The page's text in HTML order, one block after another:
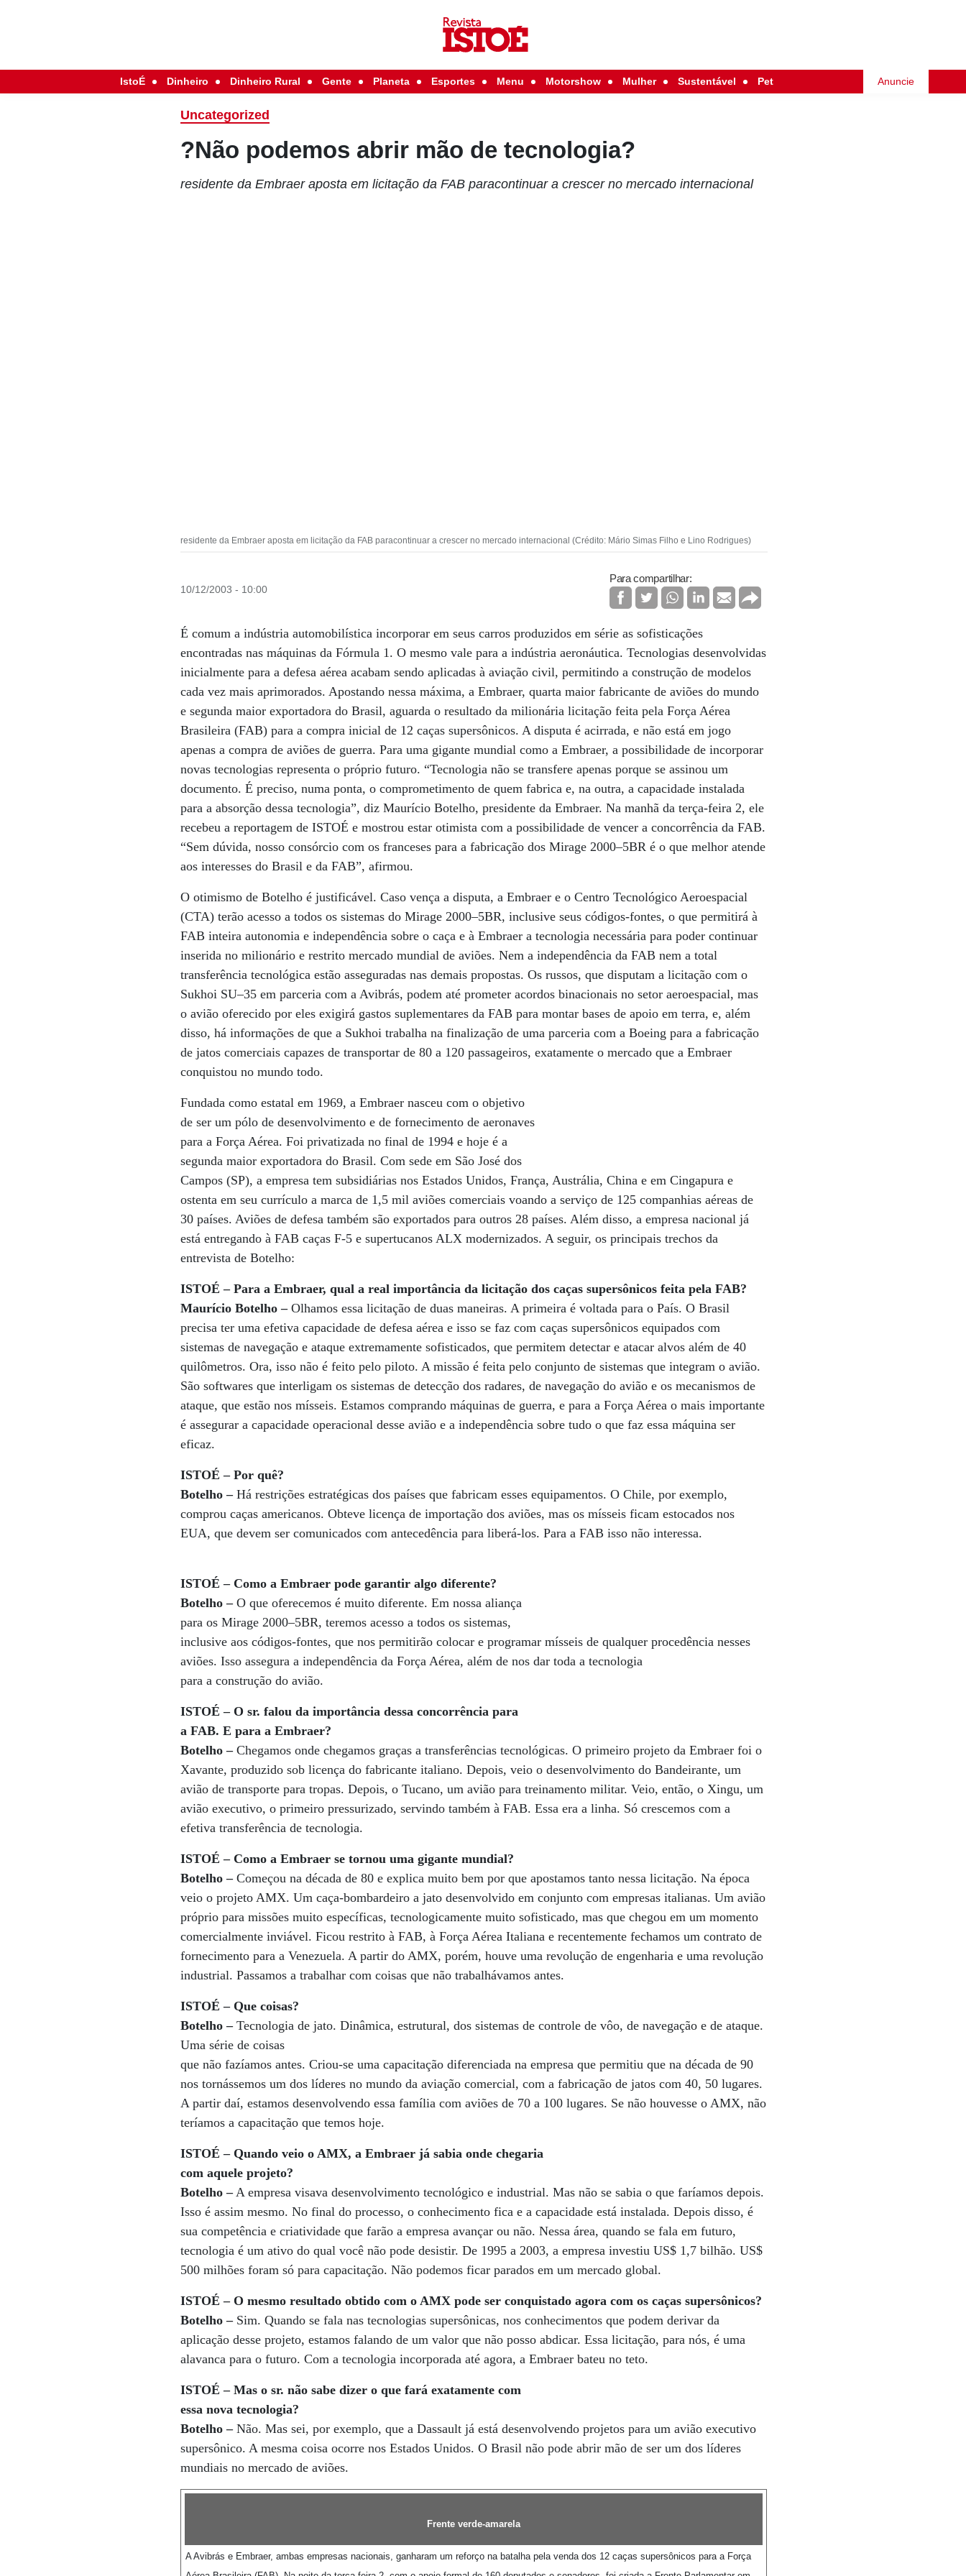
IstoÉ Dinheiro Dinheiro Rural Gente Planeta Esportes Menu Motorshow Mulher Sustentável Pet Anuncie
Uncategorized
?Não podemos abrir mão de tecnologia?
residente da Embraer aposta em licitação da FAB paracontinuar a crescer no mercado internacional
residente da Embraer aposta em licitação da FAB paracontinuar a crescer no mercado internacional (Crédito: Mário Simas Filho e Lino Rodrigues)
10/12/2003 - 10:00
Para compartilhar:
É comum a indústria automobilística incorporar em seus carros produzidos em série as sofisticações
encontradas nas máquinas da Fórmula 1. O mesmo vale para a indústria aeronáutica. Tecnologias desenvolvidas
inicialmente para a defesa aérea acabam sendo aplicadas à aviação civil, permitindo a construção de modelos
cada vez mais aprimorados. Apostando nessa máxima, a Embraer, quarta maior fabricante de aviões do mundo
e segunda maior exportadora do Brasil, aguarda o resultado da milionária licitação feita pela Força Aérea
Brasileira (FAB) para a compra inicial de 12 caças supersônicos. A disputa é acirrada, e não está em jogo
apenas a compra de aviões de guerra. Para uma gigante mundial como a Embraer, a possibilidade de incorporar
novas tecnologias representa o próprio futuro. “Tecnologia não se transfere apenas porque se assinou um
documento. É preciso, numa ponta, o comprometimento de quem fabrica e, na outra, a capacidade instalada
para a absorção dessa tecnologia”, diz Maurício Botelho, presidente da Embraer. Na manhã da terça-feira 2, ele
recebeu a reportagem de ISTOÉ e mostrou estar otimista com a possibilidade de vencer a concorrência da FAB.
“Sem dúvida, nosso consórcio com os franceses para a fabricação dos Mirage 2000–5BR é o que melhor atende
aos interesses do Brasil e da FAB”, afirmou.
O otimismo de Botelho é justificável. Caso vença a disputa, a Embraer e o Centro Tecnológico Aeroespacial
(CTA) terão acesso a todos os sistemas do Mirage 2000–5BR, inclusive seus códigos-fontes, o que permitirá à
FAB inteira autonomia e independência sobre o caça e à Embraer a tecnologia necessária para poder continuar
inserida no milionário e restrito mercado mundial de aviões. Nem a independência da FAB nem a total
transferência tecnológica estão asseguradas nas demais propostas. Os russos, que disputam a licitação com o
Sukhoi SU–35 em parceria com a Avibrás, podem até prometer acordos binacionais no setor aeroespacial, mas
o avião oferecido por eles exigirá gastos suplementares da FAB para montar bases de apoio em terra, e, além
disso, há informações de que a Sukhoi trabalha na finalização de uma parceria com a Boeing para a fabricação
de jatos comerciais capazes de transportar de 80 a 120 passageiros, exatamente o mercado que a Embraer
conquistou no mundo todo.
Fundada como estatal em 1969, a Embraer nasceu com o objetivo
de ser um pólo de desenvolvimento e de fornecimento de aeronaves
para a Força Aérea. Foi privatizada no final de 1994 e hoje é a
segunda maior exportadora do Brasil. Com sede em São José dos
Campos (SP), a empresa tem subsidiárias nos Estados Unidos, França, Austrália, China e em Cingapura e
ostenta em seu currículo a marca de 1,5 mil aviões comerciais voando a serviço de 125 companhias aéreas de
30 países. Aviões de defesa também são exportados para outros 28 países. Além disso, a empresa nacional já
está entregando à FAB caças F-5 e supertucanos ALX modernizados. A seguir, os principais trechos da
entrevista de Botelho:
ISTOÉ – Para a Embraer, qual a real importância da licitação dos caças supersônicos feita pela FAB?
Maurício Botelho –Olhamos essa licitação de duas maneiras. A primeira é voltada para o País. O Brasil
precisa ter uma efetiva capacidade de defesa aérea e isso se faz com caças supersônicos equipados com
sistemas de navegação e ataque extremamente sofisticados, que permitem detectar e atacar alvos além de 40
quilômetros. Ora, isso não é feito pelo piloto. A missão é feita pelo conjunto de sistemas que integram o avião.
São softwares que interligam os sistemas de detecção dos radares, de navegação do avião e os mecanismos de
ataque, que estão nos mísseis. Estamos comprando máquinas de guerra, e para a Força Aérea o mais importante
é assegurar a capacidade operacional desse avião e a independência sobre tudo o que faz essa máquina ser
eficaz.
ISTOÉ – Por quê?
Botelho –Há restrições estratégicas dos países que fabricam esses equipamentos. O Chile, por exemplo,
comprou caças americanos. Obteve licença de importação dos aviões, mas os mísseis ficam estocados nos
EUA, que devem ser comunicados com antecedência para liberá-los. Para a FAB isso não interessa.
ISTOÉ – Como a Embraer pode garantir algo diferente?
Botelho –O que oferecemos é muito diferente. Em nossa aliança
para os Mirage 2000–5BR, teremos acesso a todos os sistemas,
inclusive aos códigos-fontes, que nos permitirão colocar e programar mísseis de qualquer procedência nesses
aviões. Isso assegura a independência da Força Aérea, além de nos dar toda a tecnologia
para a construção do avião.
ISTOÉ – O sr. falou da importância dessa concorrência para
a FAB. E para a Embraer?
Botelho –Chegamos onde chegamos graças a transferências tecnológicas. O primeiro projeto da Embraer foi o
Xavante, produzido sob licença do fabricante italiano. Depois, veio o desenvolvimento do Bandeirante, um
avião de transporte para tropas. Depois, o Tucano, um avião para treinamento militar. Veio, então, o Xingu, um
avião executivo, o primeiro pressurizado, servindo também à FAB. Essa era a linha. Só crescemos com a
efetiva transferência de tecnologia.
ISTOÉ – Como a Embraer se tornou uma gigante mundial?
Botelho –Começou na década de 80 e explica muito bem por que apostamos tanto nessa licitação. Na época
veio o projeto AMX. Um caça-bombardeiro a jato desenvolvido em conjunto com empresas italianas. Um avião
próprio para missões muito específicas, tecnologicamente muito sofisticado, mas que chegou em um momento
comercialmente inviável. Ficou restrito à FAB, à Força Aérea Italiana e recentemente fechamos um contrato de
fornecimento para a Venezuela. A partir do AMX, porém, houve uma revolução de engenharia e uma revolução
industrial. Passamos a trabalhar com coisas que não trabalhávamos antes.
ISTOÉ – Que coisas?
Botelho –Tecnologia de jato. Dinâmica, estrutural, dos sistemas de controle de vôo, de navegação e de ataque.
Uma série de coisas
que não fazíamos antes. Criou-se uma capacitação diferenciada na empresa que permitiu que na década de 90
nos tornássemos um dos líderes no mundo da aviação comercial, com a fabricação de jatos com 40, 50 lugares.
A partir daí, estamos desenvolvendo essa família com aviões de 70 a 100 lugares. Se não houvesse o AMX, não
teríamos a capacitação que temos hoje.
ISTOÉ – Quando veio o AMX, a Embraer já sabia onde chegaria
com aquele projeto?
Botelho –A empresa visava desenvolvimento tecnológico e industrial. Mas não se sabia o que faríamos depois.
Isso é assim mesmo. No final do processo, o conhecimento fica e a capacidade está instalada. Depois disso, é
sua competência e criatividade que farão a empresa avançar ou não. Nessa área, quando se fala em futuro,
tecnologia é um ativo do qual você não pode desistir. De 1995 a 2003, a empresa investiu US$ 1,7 bilhão. US$
500 milhões foram só para capacitação. Não podemos ficar parados em um mercado global.
ISTOÉ – O mesmo resultado obtido com o AMX pode ser conquistado agora com os caças supersônicos?
Botelho –Sim. Quando se fala nas tecnologias supersônicas, nos conhecimentos que podem derivar da
aplicação desse projeto, estamos falando de um valor que não posso abdicar. Essa licitação, para nós, é uma
alavanca para o futuro. Com a tecnologia incorporada até agora, a Embraer bateu no teto.
ISTOÉ – Mas o sr. não sabe dizer o que fará exatamente com
essa nova tecnologia?
Botelho –Não. Mas sei, por exemplo, que a Dassault já está desenvolvendo projetos para um avião executivo
supersônico. A mesma coisa ocorre nos Estados Unidos. O Brasil não pode abrir mão de ser um dos líderes
mundiais no mercado de aviões.
Frente verde-amarela
A Avibrás e Embraer, ambas empresas nacionais, ganharam um reforço na batalha pela venda dos 12 caças supersônicos para a Força